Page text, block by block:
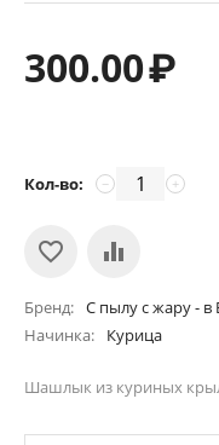
300.00₽
Кол-во: +
−
Бренд
С пылу с жару - в
Начинка
Курица
Шашлык из куриных